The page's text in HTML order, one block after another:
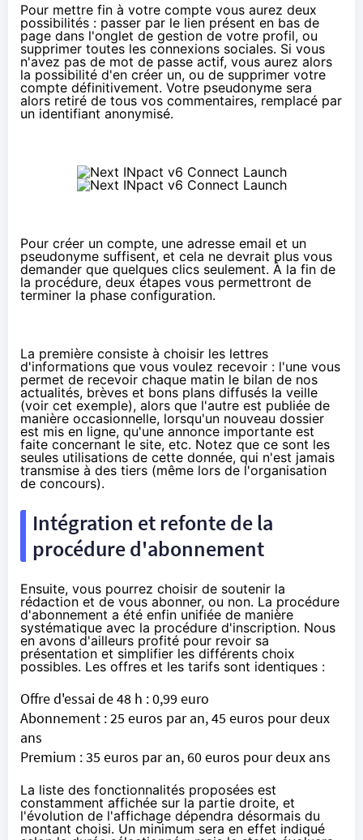
Pour mettre fin à votre compte vous aurez deux
possibilités : passer par le lien présent en bas de
page dans l'onglet de gestion de votre profil, ou
supprimer toutes les connexions sociales. Si vous
n'avez pas de mot de passe actif, vous aurez alors
la possibilité d'en créer un, ou de supprimer votre
compte définitivement. Votre pseudonyme sera
alors retiré de tous vos commentaires, remplacé par
un identifiant anonymisé.
Pour créer un compte, une adresse email et un
pseudonyme suffisent, et cela ne devrait plus vous
demander que quelques clics seulement. À la fin de
la procédure, deux étapes vous permettront de
terminer la phase configuration.
La première consiste à choisir les lettres
d'informations que vous voulez recevoir : l'une vous
permet de recevoir chaque matin le bilan de nos
actualités, brèves et bons plans diffusés la veille
(voir cet exemple), alors que l'autre est publiée de
manière occasionnelle, lorsqu'un nouveau dossier
est mis en ligne, qu'une annonce importante est
faite concernant le site, etc. Notez que ce sont les
seules utilisations de cette donnée, qui n'est jamais
transmise à des tiers (même lors de l'organisation
de concours).
Intégration et refonte de la
procédure d'abonnement
Ensuite, vous pourrez choisir de soutenir la
rédaction et de vous abonner, ou non. La procédure
d'abonnement a été enfin unifiée de manière
systématique avec la procédure d'inscription. Nous
en avons d'ailleurs profité pour revoir sa
présentation et simplifier les différents choix
possibles. Les offres et les tarifs sont identiques :
Offre d'essai de 48 h : 0,99 euro
Abonnement : 25 euros par an, 45 euros pour deux
ans
Premium : 35 euros par an, 60 euros pour deux ans
La liste des fonctionnalités proposées est
constamment affichée sur la partie droite, et
l'évolution de l'affichage dépendra désormais du
montant choisi. Un minimum sera en effet indiqué